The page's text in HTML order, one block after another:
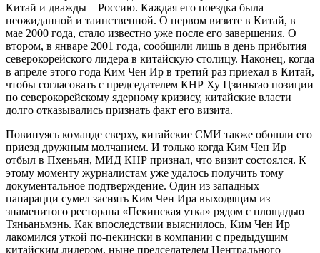
Китай и дважды – Россию. Каждая его поездка была
неожиданной и таинственной. О первом визите в Китай, в
мае 2000 года, стало известно уже после его завершения. О
втором, в январе 2001 года, сообщили лишь в день прибытия
северокорейского лидера в китайскую столицу. Наконец, когда
в апреле этого года Ким Чен Ир в третий раз приехал в Китай,
чтобы согласовать с председателем КНР Ху Цзиньтао позиции
по северокорейскому ядерному кризису, китайские власти
долго отказывались признать факт его визита.
Повинуясь команде сверху, китайские СМИ также обошли его
приезд дружным молчанием. И только когда Ким Чен Ир
отбыл в Пхеньян, МИД КНР признал, что визит состоялся. К
этому моменту журналистам уже удалось получить тому
документальное подтверждение. Один из западных
папарацци сумел заснять Ким Чен Ира выходящим из
знаменитого ресторана «Пекинская утка» рядом с площадью
Тяньаньмэнь. Как впоследствии выяснилось, Ким Чен Ир
лакомился уткой по-пекински в компании с предыдущим
китайским лидером, ныне председателем Центрального